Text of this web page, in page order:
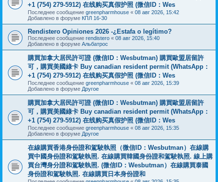
+1 (754) 279-5912) 在线购买真假护照 (微信ID：Wes
Последнее сообщение greenpharmhouse « 08 авг 2026, 15:42
Добавлено в форуме КПЛ 16-30
Rendistero Opiniones 2026 -¿Estafa o legítimo?
Последнее сообщение rendistero « 08 авг 2026, 15:40
Добавлено в форуме Альбатрос
購買加拿大居民許可證 (微信ID：Wesbutman) 購買歐盟居留許
可，購買美國綠卡 Buy canadian resident permit (WhatsApp：
+1 (754) 279-5912) 在线购买真假护照 (微信ID：Wes
Последнее сообщение greenpharmhouse « 08 авг 2026, 15:39
Добавлено в форуме Другое
購買加拿大居民許可證 (微信ID：Wesbutman) 購買歐盟居留許
可，購買美國綠卡 Buy canadian resident permit (WhatsApp：
+1 (754) 279-5912) 在线购买真假护照 (微信ID：Wes
Последнее сообщение greenpharmhouse « 08 авг 2026, 15:35
Добавлено в форуме Другое
在線購買香港身份證和駕駛執照（微信ID：Wesbutman）在線購
買中國身份證和駕駛執照. 在線購買韓國身份證和駕駛執照. 線上購
買台灣身分證和駕駛執照. (微信ID：Wesbutman）在線購買泰國
身份證和駕駛執照. 在線購買日本身份證和